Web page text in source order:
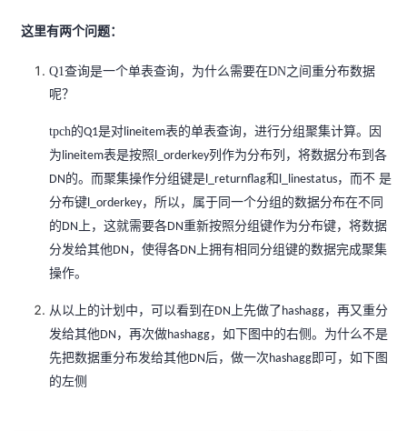
这里有两个问题：
Q1查询是一个单表查询，为什么需要在DN之间重分布数据
呢？
tpch的Q1是对 lineitem表的单表查询，进行分组聚集计算。因
为 lineitem表是按照 l_orderkey列作为分布列，将数据分布到各
DN的。而聚集操作分组键是 l_returnflag和 l_linestatus，而不 是
分布键 l_orderkey，所以，属于同一个分组的数据分布在不同
的DN 上，这就需要各DN重新按照分组键作为分布键，将数据
分发给其他DN ，使得各DN 上拥有相同分组键的数据完成聚集
操作。
从以上的计划中，可以看到在DN 上先做了 hashagg，再又重分
发给其他DN ，再次做hashagg，如下图中的右侧。为什么不是
先把数据重分布发给其他DN后，做一次 hashagg即可，如下图
的左侧